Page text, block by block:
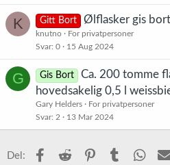
K Gitt Bort Ølflasker gis
knutno
For privatpersoner
Svar 0 15 Aug 2024
G Gis Bort
Ca. 200 tomme
hovedsakelig 0,5 l
Gary Helders
For privatpersoner
Svar 2 13 Mar 2024
Del: Facebook
Reddit PinterestTumblr